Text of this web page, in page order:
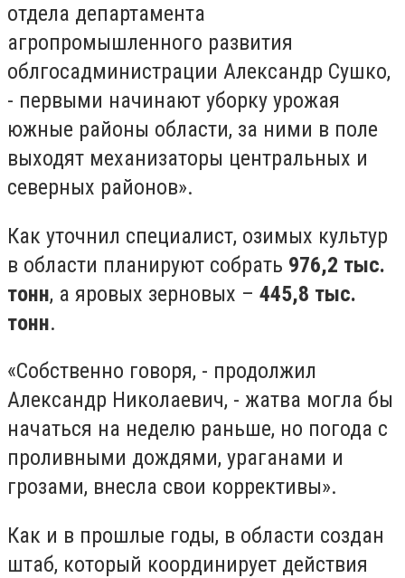
отдела департамента
агропромышленного развития
облгосадминистрации Александр Сушко,
- первыми начинают уборку урожая
южные районы области, за ними в поле
выходят механизаторы центральных и
северных районов».
Как уточнил специалист, озимых культур
в области планируют собрать 976,2 тыс.
тонн, а яровых зерновых – 445,8 тыс.
тонн.
«Собственно говоря, - продолжил
Александр Николаевич, - жатва могла бы
начаться на неделю раньше, но погода с
проливными дождями, ураганами и
грозами, внесла свои коррективы».
Как и в прошлые годы, в области создан
штаб, который координирует действия